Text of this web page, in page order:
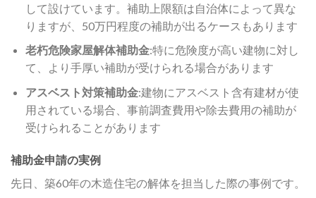
して設けています。補助上限額は自治体によって異な
りますが、50万円程度の補助が出るケースもあります
老朽危険家屋解体補助金:特に危険度が高い建物に対し
て、より手厚い補助が受けられる場合があります
アスベスト対策補助金:建物にアスベスト含有建材が使
用されている場合、事前調査費用や除去費用の補助が
受けられることがあります
補助金申請の実例
先日、築60年の木造住宅の解体を担当した際の事例です。